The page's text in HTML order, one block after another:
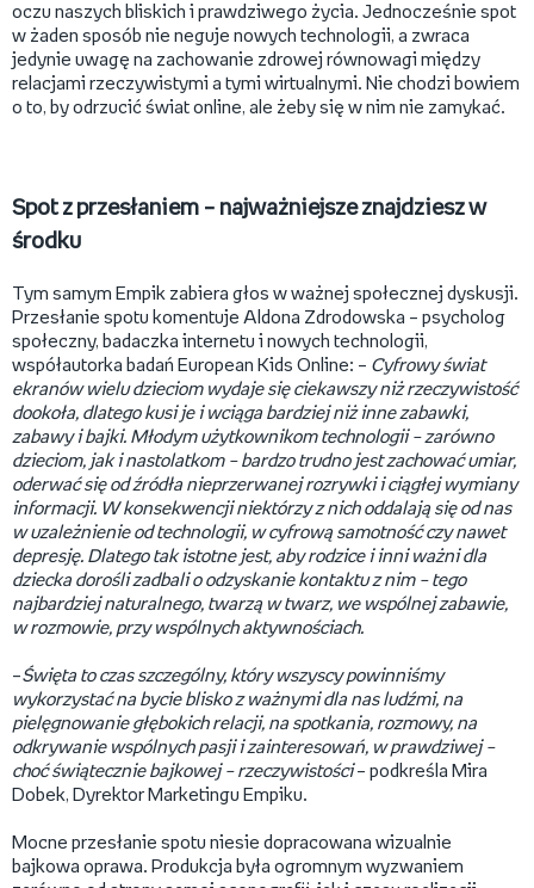
oczu naszych bliskich i prawdziwego życia. Jednocześnie spot
w żaden sposób nie neguje nowych technologii, a zwraca
jedynie uwagę na zachowanie zdrowej równowagi między
relacjami rzeczywistymi a tymi wirtualnymi. Nie chodzi bowiem
o to, by odrzucić świat online, ale żeby się w nim nie zamykać.
Spot z przesłaniem – najważniejsze znajdziesz w
środku
Tym samym Empik zabiera głos w ważnej społecznej dyskusji.
Przesłanie spotu komentuje Aldona Zdrodowska – psycholog
społeczny, badaczka internetu i nowych technologii,
współautorka badań European Kids Online: – Cyfrowy świat
ekranów wielu dzieciom wydaje się ciekawszy niż rzeczywistość
dookoła, dlatego kusi je i wciąga bardziej niż inne zabawki,
zabawy i bajki. Młodym użytkownikom technologii – zarówno
dzieciom, jak i nastolatkom – bardzo trudno jest zachować umiar,
oderwać się od źródła nieprzerwanej rozrywki i ciągłej wymiany
informacji. W konsekwencji niektórzy z nich oddalają się od nas
w uzależnienie od technologii, w cyfrową samotność czy nawet
depresję. Dlatego tak istotne jest, aby rodzice i inni ważni dla
dziecka dorośli zadbali o odzyskanie kontaktu z nim – tego
najbardziej naturalnego, twarzą w twarz, we wspólnej zabawie,
w rozmowie, przy wspólnych aktywnościach.
–Święta to czas szczególny, który wszyscy powinniśmy
wykorzystać na bycie blisko z ważnymi dla nas ludźmi, na
pielęgnowanie głębokich relacji, na spotkania, rozmowy, na
odkrywanie wspólnych pasji i zainteresowań, w prawdziwej –
choć świątecznie bajkowej – rzeczywistości– podkreśla Mira
Dobek, Dyrektor Marketingu Empiku.
Mocne przesłanie spotu niesie dopracowana wizualnie
bajkowa oprawa. Produkcja była ogromnym wyzwaniem